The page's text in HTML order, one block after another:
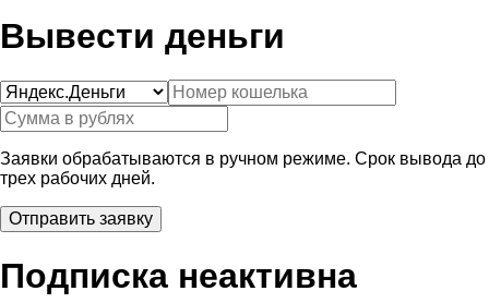
Вывести деньги
Заявки обрабатываются в ручном режиме. Срок вывода до
трех рабочих дней.
Подписка неактивна